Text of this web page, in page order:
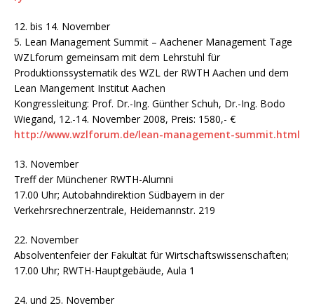
12. bis 14. November
5. Lean Management Summit – Aachener Management Tage
WZLforum gemeinsam mit dem Lehrstuhl für
Produktionssystematik des WZL der RWTH Aachen und dem
Lean Mangement Institut Aachen
Kongressleitung: Prof. Dr.-Ing. Günther Schuh, Dr.-Ing. Bodo
Wiegand, 12.-14. November 2008, Preis: 1580,- €
http://www.wzlforum.de/lean-management-summit.html
13. November
Treff der Münchener RWTH-Alumni
17.00 Uhr; Autobahndirektion Südbayern in der
Verkehrsrechnerzentrale, Heidemannstr. 219
22. November
Absolventenfeier der Fakultät für Wirtschaftswissenschaften;
17.00 Uhr; RWTH-Hauptgebäude, Aula 1
24. und 25. November